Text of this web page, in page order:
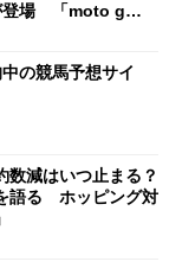
登場 「moto g37
の競馬予想サイ
数減はいつ止まる？
語る ホッピング対